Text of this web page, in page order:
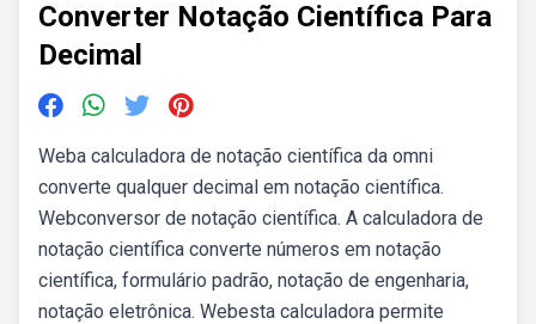
Converter Notação Científica Para
Decimal
Weba calculadora de notação científica da omni
converte qualquer decimal em notação científica.
Webconversor de notação científica. A calculadora de
notação científica converte números em notação
científica, formulário padrão, notação de engenharia,
notação eletrônica. Webesta calculadora permite